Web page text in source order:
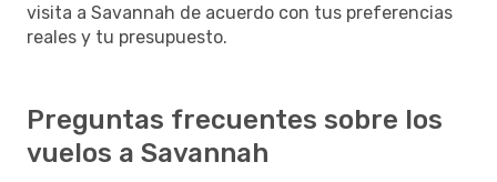
visita a Savannah de acuerdo con tus preferencias
reales y tu presupuesto.
Preguntas frecuentes sobre los
vuelos a Savannah